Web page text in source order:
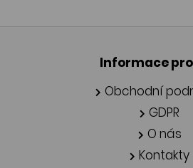
Informace
Obchodní
GDPR
O nás
Kontakty